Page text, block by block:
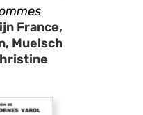
France,
Muelsch